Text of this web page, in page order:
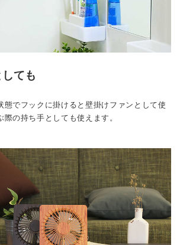
ても
態でフックに掛けると壁掛けファンとして使
の持ち手としても使えます。